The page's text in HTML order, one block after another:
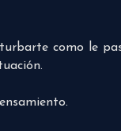
como le